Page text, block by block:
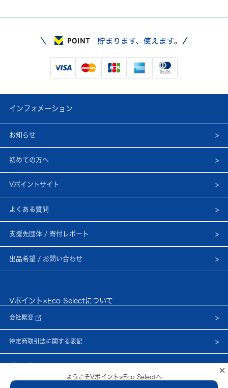
×
ようこそVポイント×Eco Selectへ
インフォメーション
お知らせ
初めての方へ
Vポイントサイト
よくある質問
支援先団体 / 寄付レポート
出品希望 / お問い合わせ
Vポイント×Eco Selectについて
会社概要
特定商取引法に関する表記